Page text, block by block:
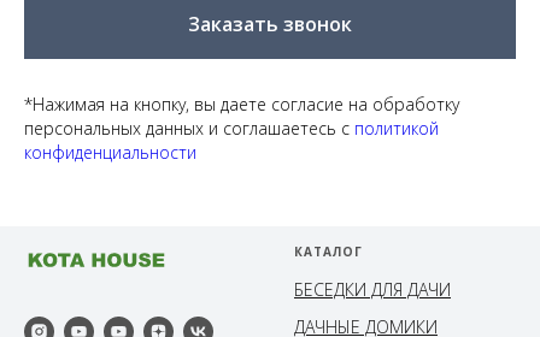
Заказать звонок
*Нажимая на кнопку, вы даете согласие на обработку
персональных данных и соглашаетесь c политикой
конфиденциальности
КАТАЛОГ
БЕСЕДКИ ДЛЯ ДАЧИ
ДАЧНЫЕ ДОМИКИ